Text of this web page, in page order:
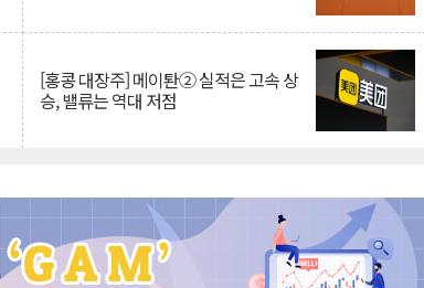
[홍콩 대장주] 메이퇀② 실적은 고속 상
승, 밸류는 역대 저점